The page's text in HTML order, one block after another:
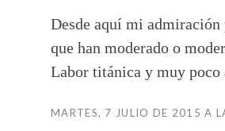
Desde aquí mi admiración
que han moderado o
Labor titánica y muy poco
MARTES, 7 JULIO DE 2015 A